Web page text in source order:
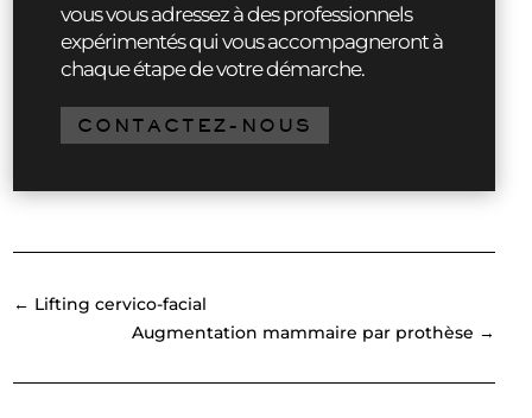
vous vous adressez à des professionnels
expérimentés qui vous accompagneront à
chaque étape de votre démarche.
CONTACTEZ-NOUS
← Lifting cervico-facial
Augmentation mammaire par prothèse →